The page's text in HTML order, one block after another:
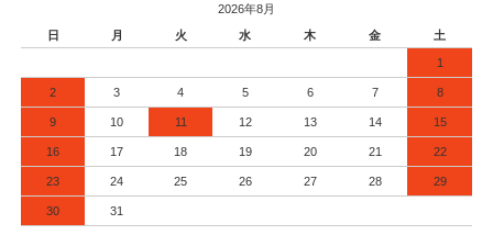
2026年8月
日
月 火 水 木 金 土
1
2 3 4 5 6 7 8
9 10 11 12 13 14 15
16 17 18 19 20 21 22
23 24 25 26 27 28 29
30 31